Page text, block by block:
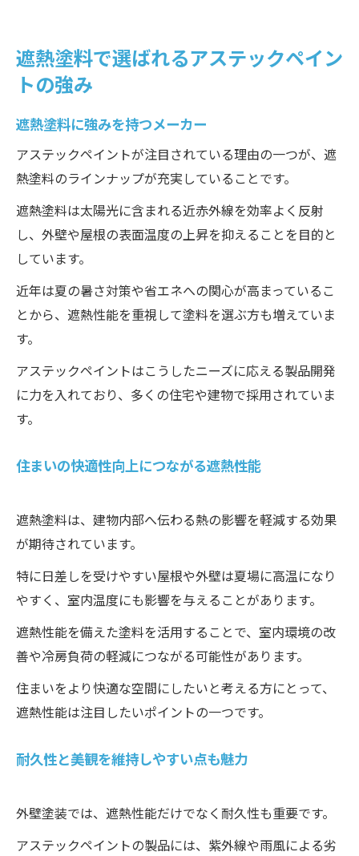
遮熱塗料で選ばれるアステックペイン
トの強み
遮熱塗料に強みを持つメーカー
アステックペイントが注目されている理由の一つが、遮
熱塗料のラインナップが充実していることです。
遮熱塗料は太陽光に含まれる近赤外線を効率よく反射
し、外壁や屋根の表面温度の上昇を抑えることを目的と
しています。
近年は夏の暑さ対策や省エネへの関心が高まっているこ
とから、遮熱性能を重視して塗料を選ぶ方も増えていま
す。
アステックペイントはこうしたニーズに応える製品開発
に力を入れており、多くの住宅や建物で採用されていま
す。
住まいの快適性向上につながる遮熱性能
遮熱塗料は、建物内部へ伝わる熱の影響を軽減する効果
が期待されています。
特に日差しを受けやすい屋根や外壁は夏場に高温になり
やすく、室内温度にも影響を与えることがあります。
遮熱性能を備えた塗料を活用することで、室内環境の改
善や冷房負荷の軽減につながる可能性があります。
住まいをより快適な空間にしたいと考える方にとって、
遮熱性能は注目したいポイントの一つです。
耐久性と美観を維持しやすい点も魅力
外壁塗装では、遮熱性能だけでなく耐久性も重要です。
アステックペイントの製品には、紫外線や雨風による劣